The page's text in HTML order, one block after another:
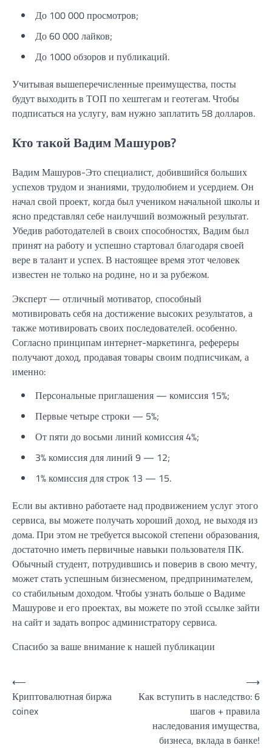
До 100 000 просмотров;
До 60 000 лайков;
До 1000 обзоров и публикаций.
Учитывая вышеперечисленные преимущества, посты
будут выходить в ТОП по хештегам и геотегам. Чтобы
подписаться на услугу, вам нужно заплатить 58 долларов.
Кто такой Вадим Машуров?
Вадим Машуров-Это специалист, добившийся больших
успехов трудом и знаниями, трудолюбием и усердием. Он
начал свой проект, когда был учеником начальной школы и
ясно представлял себе наилучший возможный результат.
Убедив работодателей в своих способностях, Вадим был
принят на работу и успешно стартовал благодаря своей
вере в талант и успех. В настоящее время этот человек
известен не только на родине, но и за рубежом.
Эксперт — отличный мотиватор, способный
мотивировать себя на достижение высоких результатов, а
также мотивировать своих последователей. особенно.
Согласно принципам интернет-маркетинга, рефереры
получают доход, продавая товары своим подписчикам, а
именно:
Персональные приглашения — комиссия 15%;
Первые четыре строки — 5%;
От пяти до восьми линий комиссия 4%;
3% комиссия для линий 9 — 12;
1% комиссия для строк 13 — 15.
Если вы активно работаете над продвижением услуг этого
сервиса, вы можете получать хороший доход, не выходя из
дома. При этом не требуется высокой степени образования,
достаточно иметь первичные навыки пользователя ПК.
Обычный студент, потрудившись и поверив в свою мечту,
может стать успешным бизнесменом, предпринимателем,
со стабильным доходом. Чтобы узнать больше о Вадиме
Машурове и его проектах, вы можете по этой ссылке зайти
на сайт и задать вопрос администратору сервиса.
Спасибо за ваше внимание к нашей публикации
Навигация
по
записям
⟵
Криптовалютная биржа
coinex
Как вступить в наследство: 6
шагов + правила
наследования имущества,
бизнеса, вклада в банке!
⟶